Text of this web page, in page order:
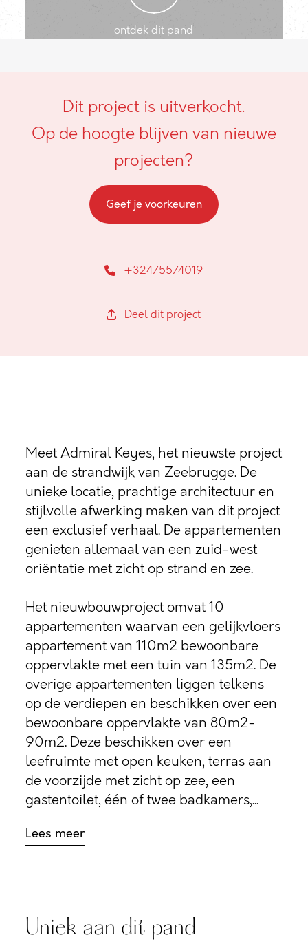
ontdek dit pand
Dit project is uitverkocht.
Op de hoogte blijven van nieuwe
projecten?
Geef je voorkeuren
+32475574019
Deel dit project
Meet Admiral Keyes, het nieuwste project
aan de strandwijk van Zeebrugge. De
unieke locatie, prachtige architectuur en
stijlvolle afwerking maken van dit project
een exclusief verhaal. De appartementen
genieten allemaal van een zuid-west
oriëntatie met zicht op strand en zee.
Het nieuwbouwproject omvat 10
appartementen waarvan een gelijkvloers
appartement van 110m2 bewoonbare
oppervlakte met een tuin van 135m2. De
overige appartementen liggen telkens
op de verdiepen en beschikken over een
bewoonbare oppervlakte van 80m2-
90m2. Deze beschikken over een
leefruimte met open keuken, terras aan
de voorzijde met zicht op zee, een
gastentoilet, één of twee badkamers,...
Lees meer
Uniek aan dit pand